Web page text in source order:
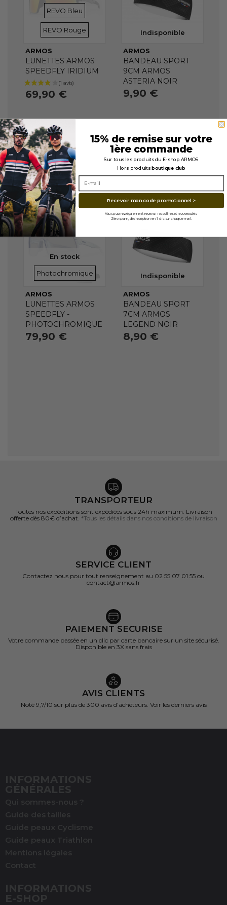
VERRES
REVO Bleu
VERRES
REVO Rouge
ARMOS
LUNETTES ARMOS
SPEEDFLY IRIDIUM
69,90 €
Indisponible
ARMOS
BANDEAU SPORT
9CM ARMOS
ASTERIA NOIR
9,90 €
En stock
VERRES
Photochromique
ARMOS
LUNETTES ARMOS
SPEEDFLY -
PHOTOCHROMIQUE
79,90 €
Indisponible
ARMOS
BANDEAU SPORT
7CM ARMOS
LEGEND NOIR
8,90 €
TRANSPORTEUR
Toutes nos expéditions sont expédiées sous 24h maximum. Livraison
offerte dès 80€ d’achat. *Tous les détails dans nos conditions de livraison
SERVICE CLIENT
Contactez nous pour tout renseignement au 02 55 07 01 55 ou
contact@armos.fr
PAIEMENT SECURISE
Votre commande passée en un clic par carte bancaire sur un site sécurisé.
Disponible en 3X sans frais
AVIS CLIENTS
Noté 9,7/10 sur plus de 300 avis d’acheteurs. Voir les derniers avis
INFORMATIONS
GÉNÉRALES
Qui sommes-nous ?
Guide des tailles
Guide peaux Cyclisme
Guide peaux Triathlon
Mentions légales
Contact
INFORMATIONS
E-SHOP
15% de remise sur votre
1ère commande
Sur tous les produits du E-shop ARMOS
Hors produitsboutique club
Recevoir mon code promotionnel >
Vous pourrez également recevoir nos offres et nouveautés.
Zéro spam, désincription en 1 clic sur chaque mail.